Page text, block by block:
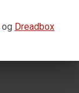
og Dreadbox